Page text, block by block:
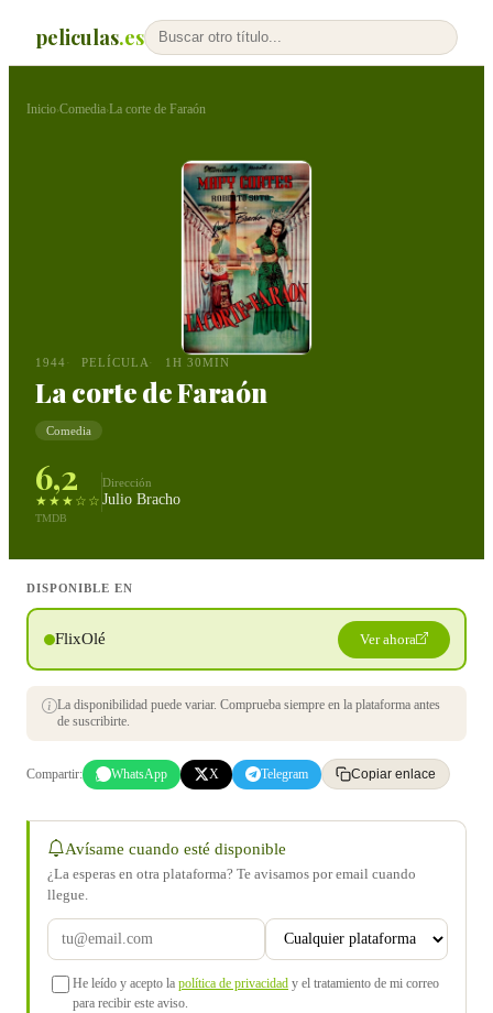
peliculas.es
Inicio›Comedia›La corte de Faraón
1944 PELÍCULA 1H 30MIN
La corte de Faraón
Comedia
6,2
★★★☆☆
TMDB
Dirección
Julio Bracho
DISPONIBLE EN
FlixOlé Ver ahora
La disponibilidad puede variar. Comprueba siempre en la plataforma antes
de suscribirte.
Compartir: WhatsApp X Telegram Copiar enlace
Avísame cuando esté disponible
¿La esperas en otra plataforma? Te avisamos por email cuando
llegue.
He leído y acepto la política de privacidad y el tratamiento de mi correo
para recibir este aviso.